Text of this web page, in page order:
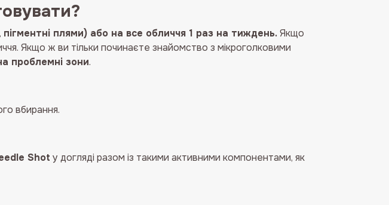
плями) або на все обличчя 1 раз на тиждень.Якщо
Якщо ж ви тільки починаєте знайомство з мікроголковими
проблемні зони.
вбирання.
Shot у догляді разом із такими активними компонентами, як